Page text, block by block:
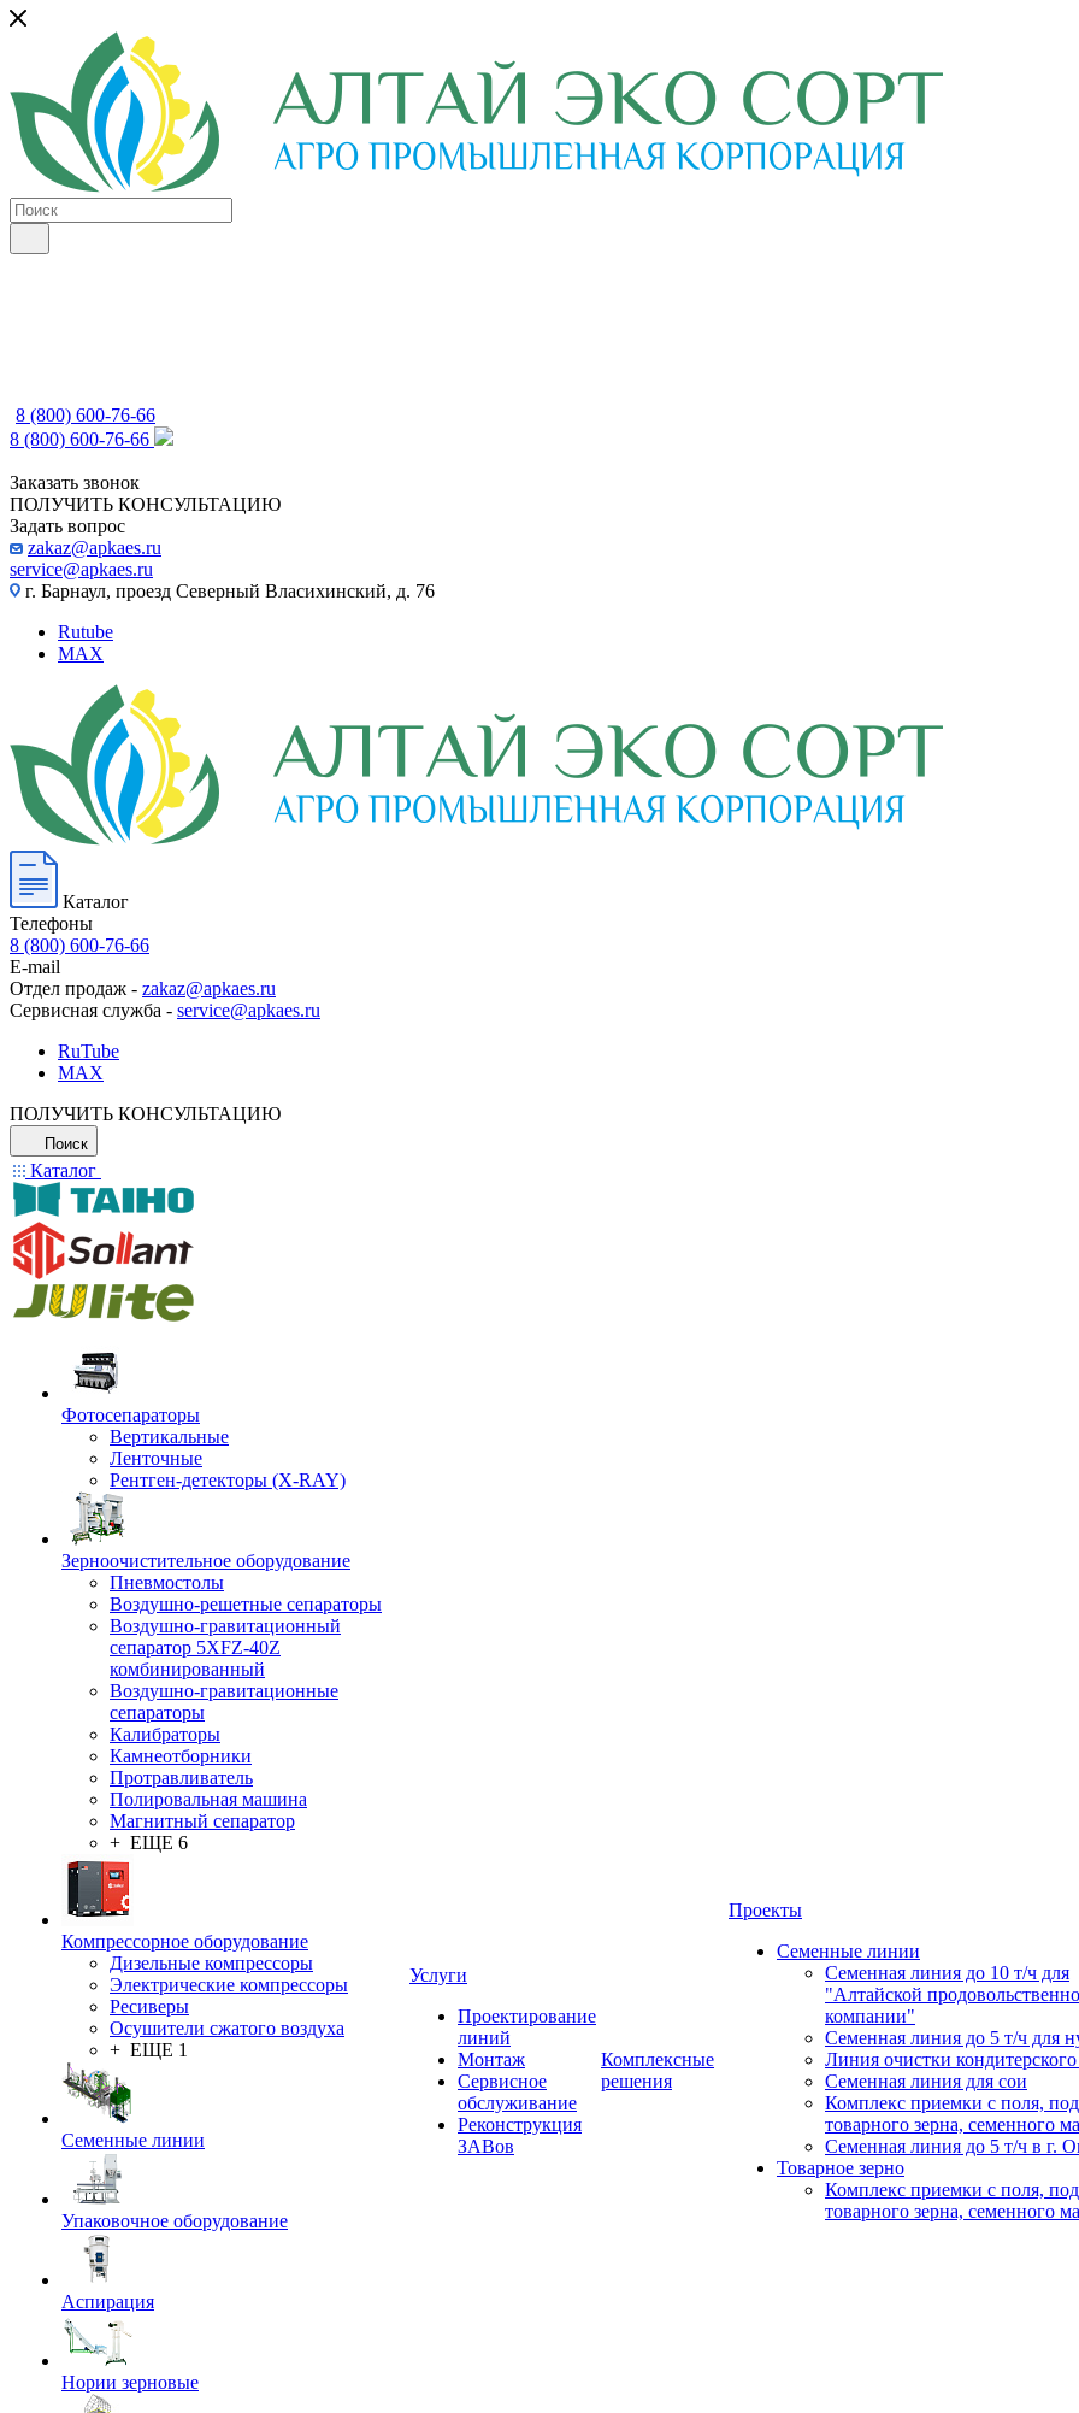
8 (800) 600-76-66
8 (800) 600-76-66
Заказать звонок
ПОЛУЧИТЬ КОНСУЛЬТАЦИЮ
Задать вопрос
zakaz@apkaes.ru
service@apkaes.ru
г. Барнаул, проезд Северный Власихинский, д. 76
Rutube
MAX
Каталог
Телефоны
8 (800) 600-76-66
E-mail
Отдел продаж - zakaz@apkaes.ru
Сервисная служба - service@apkaes.ru
RuTube
MAX
ПОЛУЧИТЬ КОНСУЛЬТАЦИЮ
Поиск
Каталог
Фотосепараторы
Вертикальные
Ленточные
Рентген-детекторы (X-RAY)
Зерноочистительное оборудование
Пневмостолы
Воздушно-решетные сепараторы
Воздушно-гравитационный
сепаратор 5XFZ-40Z
комбинированный
Воздушно-гравитационные
сепараторы
Калибраторы
Камнеотборники
Протравливатель
Полировальная машина
Магнитный сепаратор
+ ЕЩЕ 6
Компрессорное оборудование
Дизельные компрессоры
Электрические компрессоры
Ресиверы
Осушители сжатого воздуха
+ ЕЩЕ 1
Семенные линии
Упаковочное оборудование
Аспирация
Нории зерновые
Услуги
Проектирование
линий
Монтаж
Сервисное
обслуживание
Реконструкция
ЗАВов
Комплексные
решения
Проекты
Семенные линии
Семенная линия до 10 т/ч для
"Алтайской
компании"
Семенная линия до 5 т/ч для
Линия очистки кондитерского
Семенная линия для сои
Комплекс приемки с поля,
товарного зерна, семенного
Семенная линия до 5 т/ч в г.
Товарное зерно
Комплекс приемки с поля,
товарного зерна, семенного